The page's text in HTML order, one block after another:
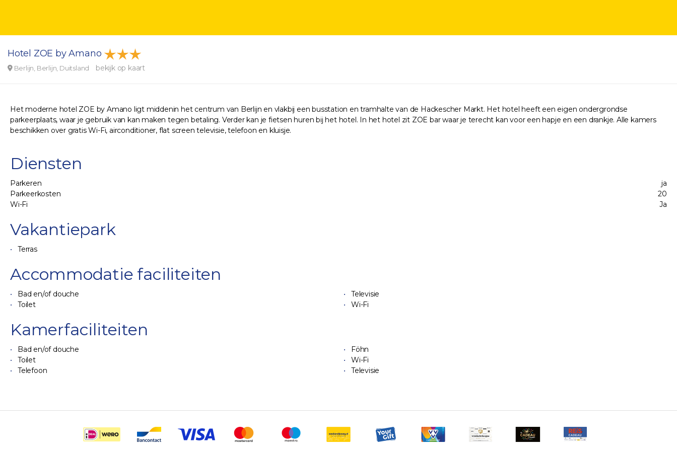
Hotel ZOE by Amano
Berlijn, Berlijn, Duitsland bekijk op kaart
Het moderne hotel ZOE by Amano ligt middenin het centrum van Berlijn en vlakbij een busstation en tramhalte van de Hackescher Markt. Het hotel heeft een eigen ondergrondse
parkeerplaats, waar je gebruik van kan maken tegen betaling. Verder kan je fietsen huren bij het hotel. In het hotel zit ZOE bar waar je terecht kan voor een hapje en een drankje. Alle kamers
beschikken over gratis Wi-Fi, airconditioner, flat screen televisie, telefoon en kluisje.
Diensten
Parkeren
ja
Parkeerkosten
20
Wi-Fi
Ja
Vakantiepark
Terras
Accommodatie faciliteiten
Bad en/of douche
Televisie
Toilet
Wi-Fi
Kamerfaciliteiten
Bad en/of douche
Föhn
Toilet
Wi-Fi
Telefoon
Televisie